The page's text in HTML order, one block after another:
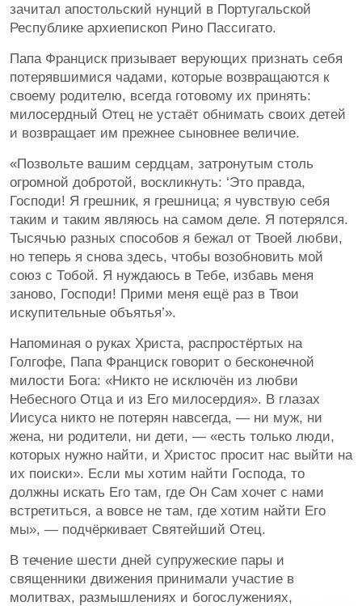
зачитал апостольский нунций в Португальской
Республике архиепископ Рино Пассигато.
Папа Франциск призывает верующих признать себя
потерявшимися чадами, которые возвращаются к
своему родителю, всегда готовому их принять:
милосердный Отец не устаёт обнимать своих детей
и возвращает им прежнее сыновнее величие.
«Позвольте вашим сердцам, затронутым столь
огромной добротой, воскликнуть: ‘Это правда,
Господи! Я грешник, я грешница; я чувствую себя
таким и таким являюсь на самом деле. Я потерялся.
Тысячью разных способов я бежал от Твоей любви,
но теперь я снова здесь, чтобы возобновить мой
союз с Тобой. Я нуждаюсь в Тебе, избавь меня
заново, Господи! Прими меня ещё раз в Твои
искупительные объятья’».
Напоминая о руках Христа, распростёртых на
Голгофе, Папа Франциск говорит о бесконечной
милости Бога: «Никто не исключён из любви
Небесного Отца и из Его милосердия». В глазах
Иисуса никто не потерян навсегда, — ни муж, ни
жена, ни родители, ни дети, — «есть только люди,
которых нужно найти, и Христос просит нас выйти на
их поиски». Если мы хотим найти Господа, то
должны искать Его там, где Он Сам хочет с нами
встретиться, а вовсе не там, где хотим найти Его
мы», — подчёркивает Святейший Отец.
В течение шести дней супружеские пары и
священники движения принимали участие в
молитвах, размышлениях и богослужениях,